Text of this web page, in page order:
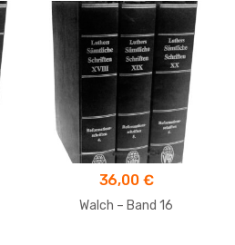
36,00 €
Walch – Band 16